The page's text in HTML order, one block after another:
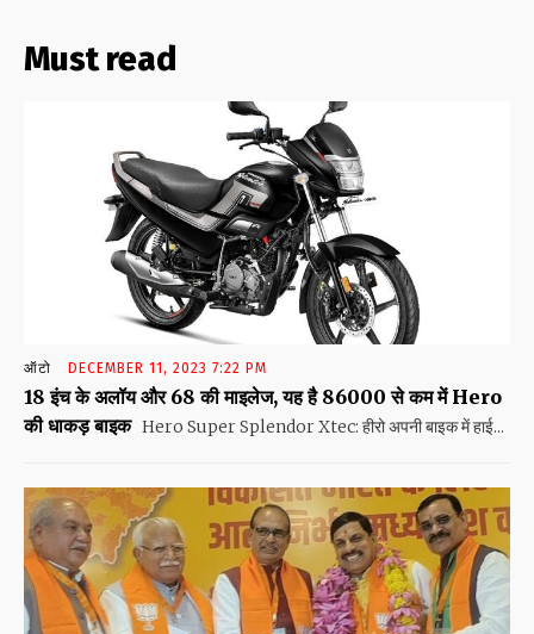
Must read
ऑटो DECEMBER 11, 2023 7:22 PM
18 इंच के अलॉय और 68 की माइलेज, यह है 86000 से कम में Hero
की धाकड़ बाइक Hero Super Splendor Xtec: हीरो अपनी बाइक में हाई...